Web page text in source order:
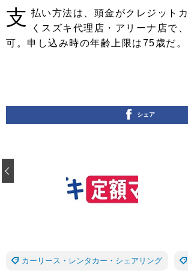
ショ
レストア
カーメーカー「
イベント
支 払い方法は、頭金がクレジット
くスズキ代理店・アリーナ店で
可。申し込み時の年齢上限は75歳だ。
シェア
カーリース・レンタカー・シェアリング